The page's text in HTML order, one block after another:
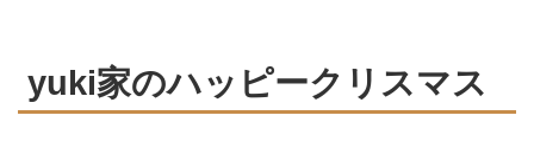
yuki家のハッピークリスマス